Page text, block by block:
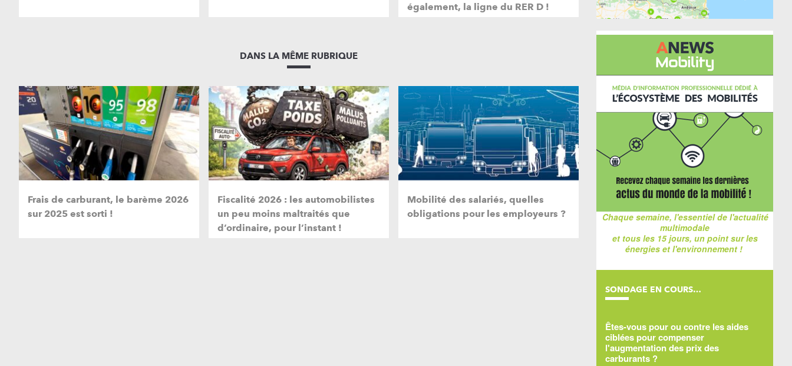
également, la ligne du RER D !
DANS LA MÊME RUBRIQUE
Frais de carburant, le barème 2026
sur 2025 est sorti !
Fiscalité 2026 : les automobilistes
un peu moins maltraités que
d’ordinaire, pour l’instant !
Mobilité des salariés, quelles
obligations pour les employeurs ?
Chaque semaine, l'essentiel de l'actualité
multimodale
et tous les 15 jours, un point sur les
énergies et l'environnement !
SONDAGE EN COURS…
Êtes-vous pour ou contre les aides
ciblées pour compenser
l'augmentation des prix des
carburants ?